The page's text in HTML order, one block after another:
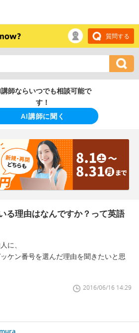
質問する
師ならいつでも相談可能で
す！
AI講師に聞く
る理由はなんですか？って英語
に、
ケン番号を選んだ理由を聞きたいと思
2016/06/16 14:29